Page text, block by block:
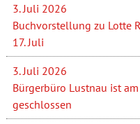
3. Juli 2026
Buchvorstellung zu Lotte
17. Juli
3. Juli 2026
Bürgerbüro Lustnau ist
geschlossen